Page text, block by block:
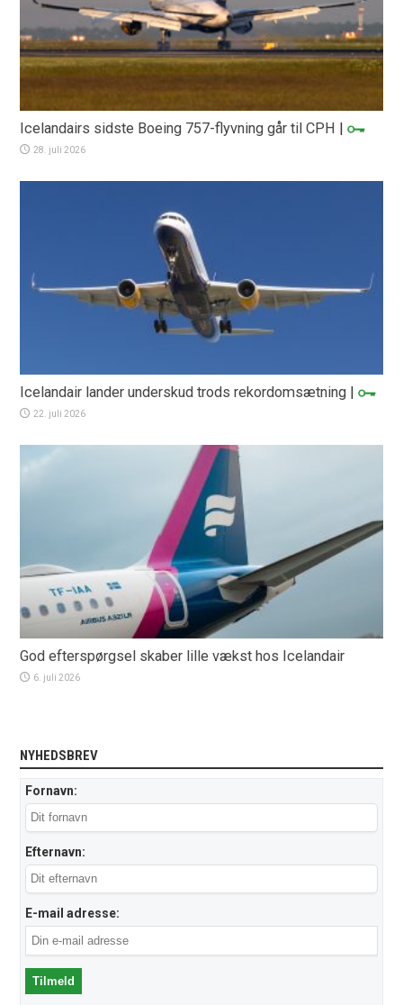
Icelandairs sidste Boeing 757-flyvning går til CPH |
28. juli 2026
Icelandair lander underskud trods rekordomsætning |
22. juli 2026
God efterspørgsel skaber lille vækst hos Icelandair
6. juli 2026
NYHEDSBREV
Fornavn:
Efternavn:
E-mail adresse: